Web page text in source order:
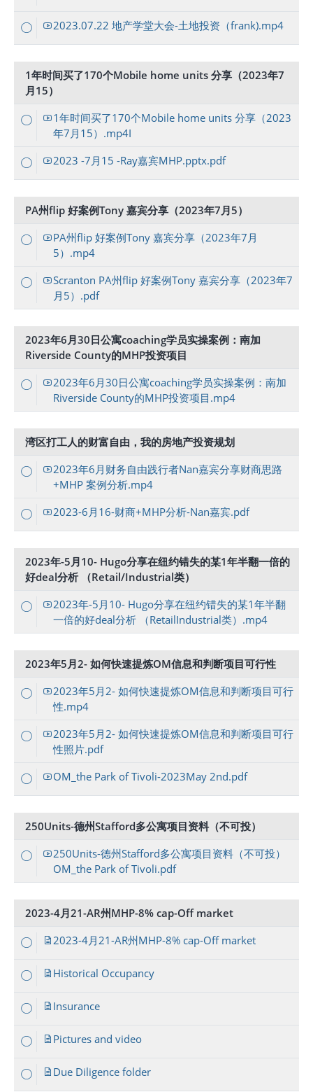
2023.07.22 地产学堂大会-土地投资（frank).mp4
1年时间买了170个Mobile home units 分享（2023年7
月15）
1年时间买了170个Mobile home units 分享（2023
年7月15）.mp4I
2023 -7月15 -Ray嘉宾MHP.pptx.pdf
PA州flip 好案例Tony 嘉宾分享（2023年7月5）
PA州flip 好案例Tony 嘉宾分享（2023年7月
5）.mp4
Scranton PA州flip 好案例Tony 嘉宾分享（2023年7
月5）.pdf
2023年6月30日公寓coaching学员实操案例：南加
Riverside County的MHP投资项目
2023年6月30日公寓coaching学员实操案例：南加
Riverside County的MHP投资项目.mp4
湾区打工人的财富自由，我的房地产投资规划
2023年6月财务自由践行者Nan嘉宾分享财商思路
+MHP 案例分析.mp4
2023-6月16-财商+MHP分析-Nan嘉宾.pdf
2023年-5月10- Hugo分享在纽约错失的某1年半翻一倍的
好deal分析 （Retail/Industrial类）
2023年-5月10- Hugo分享在纽约错失的某1年半翻
一倍的好deal分析 （RetailIndustrial类）.mp4
2023年5月2- 如何快速提炼OM信息和判断项目可行性
2023年5月2- 如何快速提炼OM信息和判断项目可行
性.mp4
2023年5月2- 如何快速提炼OM信息和判断项目可行
性照片.pdf
OM_the Park of Tivoli-2023May 2nd.pdf
250Units-德州Stafford多公寓项目资料（不可投）
250Units-德州Stafford多公寓项目资料（不可投）
OM_the Park of Tivoli.pdf
2023-4月21-AR州MHP-8% cap-Off market
2023-4月21-AR州MHP-8% cap-Off market
Historical Occupancy
Insurance
Pictures and video
Due Diligence folder